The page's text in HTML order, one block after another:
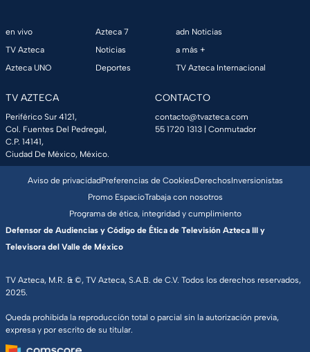
en vivo
TV Azteca
Azteca UNO
Azteca 7
Noticias
Deportes
adn Noticias
a más +
TV Azteca Internacional
TV AZTECA
Periférico Sur 4121,
Col. Fuentes Del Pedregal,
C.P. 14141,
Ciudad De México, México.
CONTACTO
contacto@tvazteca.com
55 1720 1313 | Conmutador
TV Azteca, M.R. & ©, TV Azteca, S.A.B. de C.V. Todos los derechos reservados,
2025.
Queda prohibida la reproducción total o parcial sin la autorización previa,
expresa y por escrito de su titular.
Aviso de privacidadPreferencias de CookiesDerechosInversionistas
Promo EspacioTrabaja con nosotros
Programa de ética, integridad y cumplimiento
Defensor de Audiencias y Código de Ética de Televisión Azteca III y
Televisora del Valle de México